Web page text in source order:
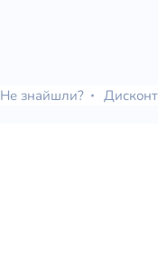
Не знайшли? Дисконт